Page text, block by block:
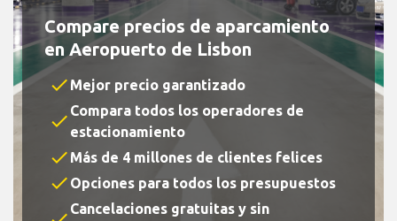
Compare precios de aparcamiento
en Aeropuerto de Lisbon
check Mejor precio garantizado
check Compara todos los operadores de
estacionamiento
check Más de 4 millones de clientes felices
check Opciones para todos los presupuestos
Cancelaciones gratuitas y sin